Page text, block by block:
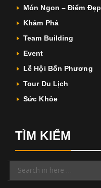
Món Ngon – Điểm Đẹp
Khám Phá
Team Building
Event
Lễ Hội Bốn Phương
Tour Du Lịch
Sức Khỏe
TÌM KIẾM
Search